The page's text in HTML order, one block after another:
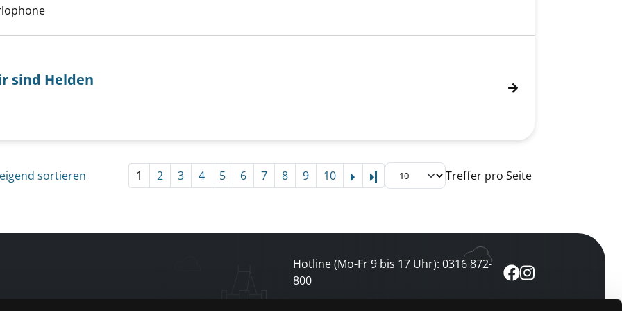
blind / Wir sind Helden anzeigen
sind Helden
sortieren 1 2 3 4 5 6 7 8 9 10 Letzte Seite Treffer pro Seite
Hotline (Mo-Fr 9 bis 17 Uhr): 0316 872-
800